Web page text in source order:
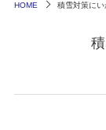
HOME 積雪対策にい